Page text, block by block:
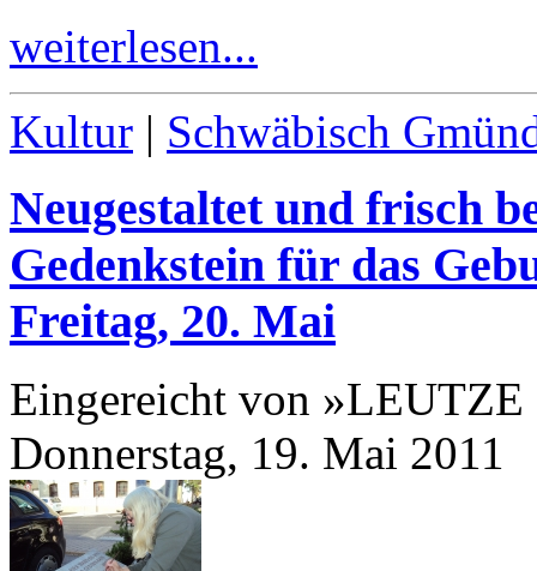
weiterlesen...
Kultur | Schwäbisch
Neugestaltet und frisch
Gedenkstein für das
Freitag, 20. Mai
Eingereicht von »LEUTZE
Donnerstag, 19. Mai 2011